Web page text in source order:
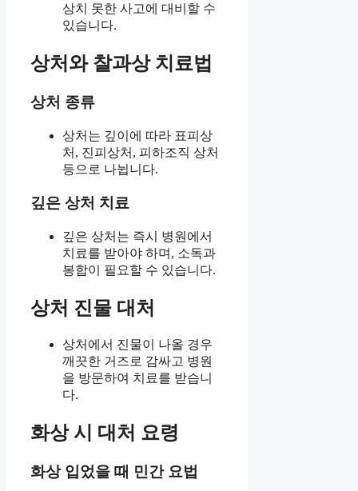
상치 못한 사고에 대비할 수
있습니다.
상처와 찰과상 치료법
상처 종류
상처는 깊이에 따라 표피상
처, 진피상처, 피하조직 상처
등으로 나뉩니다.
깊은 상처 치료
깊은 상처는 즉시 병원에서
치료를 받아야 하며, 소독과
봉합이 필요할 수 있습니다.
상처 진물 대처
상처에서 진물이 나올 경우
깨끗한 거즈로 감싸고 병원
을 방문하여 치료를 받습니
다.
화상 시 대처 요령
화상 입었을 때 민간 요법